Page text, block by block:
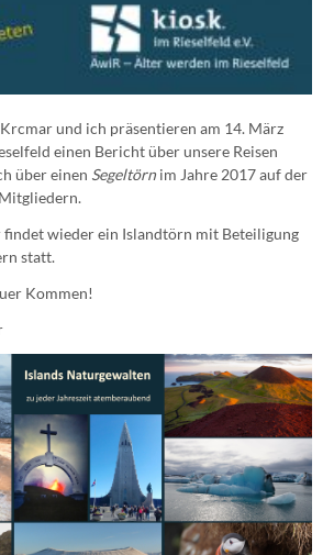
und ich präsentieren am 14. März
einen Bericht über unsere Reisen
über einen Segeltörn im Jahre 2017 auf der
findet wieder ein Islandtörn mit Beteiligung
statt.
Kommen!